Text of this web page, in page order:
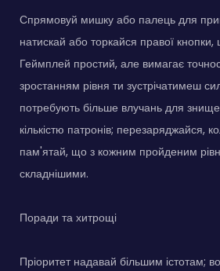
Спрямовуй мишку або палець для
натискай або торкайся правої кнопки,
Геймплей простий, але вимагає
зростанням рівня ти зустрічатимеш
потребують більше влучань для
кількістю патронів; перезаряджайся,
пам'ятай, що з кожним пройденим
складнішими.
Поради та хитрощі
Пріоритет надавай більшим істотам;